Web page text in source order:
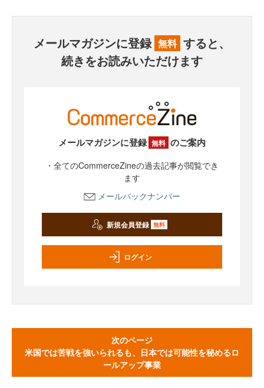
メールマガジンに登録 無料 すると、
続きをお読みいただけます
メールマガジンに登録 無料 のご案内
・全てのCommerceZineの過去記事が閲覧でき
ます
メールバックナンバー
新規会員登録 無料
ログイン
次のページ
米国では苦戦を強いられるも、日本では可能性を秘めるロ
ールアップ事業